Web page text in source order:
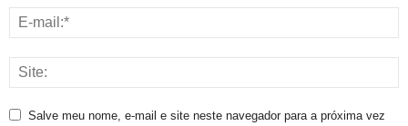
Salve meu nome, e-mail e site neste navegador para a próxima vez